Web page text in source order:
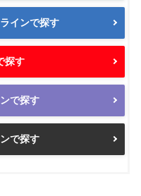
インで探す
探す
で探す
で探す